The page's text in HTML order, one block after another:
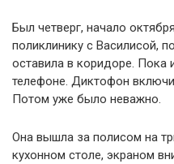
Был четверг, начало
поликлинику с Василисой,
оставила в коридоре. Пока
телефоне. Диктофон
Потом уже было неважно.
Она вышла за полисом на
кухонном столе, экраном